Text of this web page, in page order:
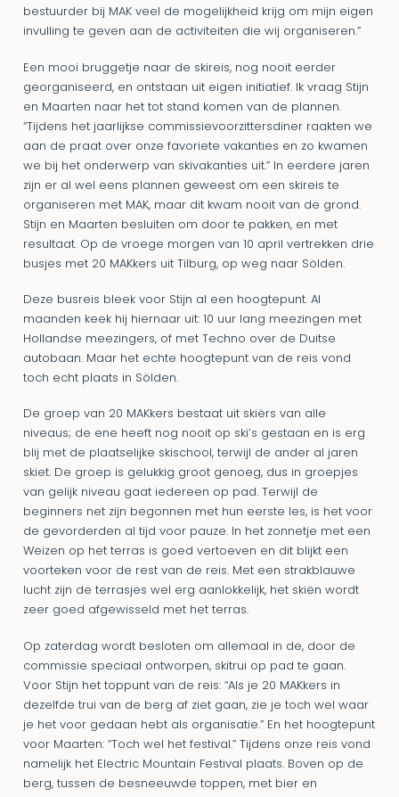
bestuurder bij MAK veel de mogelijkheid krijg om mijn eigen
invulling te geven aan de activiteiten die wij organiseren.”
Een mooi bruggetje naar de skireis, nog nooit eerder
georganiseerd, en ontstaan uit eigen initiatief. Ik vraag Stijn
en Maarten naar het tot stand komen van de plannen.
“Tijdens het jaarlijkse commissievoorzittersdiner raakten we
aan de praat over onze favoriete vakanties en zo kwamen
we bij het onderwerp van skivakanties uit.” In eerdere jaren
zijn er al wel eens plannen geweest om een skireis te
organiseren met MAK, maar dit kwam nooit van de grond.
Stijn en Maarten besluiten om door te pakken, en met
resultaat. Op de vroege morgen van 10 april vertrekken drie
busjes met 20 MAKkers uit Tilburg, op weg naar Sölden.
Deze busreis bleek voor Stijn al een hoogtepunt. Al
maanden keek hij hiernaar uit: 10 uur lang meezingen met
Hollandse meezingers, of met Techno over de Duitse
autobaan. Maar het echte hoogtepunt van de reis vond
toch echt plaats in Sölden.
De groep van 20 MAKkers bestaat uit skiërs van alle
niveaus; de ene heeft nog nooit op ski’s gestaan en is erg
blij met de plaatselijke skischool, terwijl de ander al jaren
skiet. De groep is gelukkig groot genoeg, dus in groepjes
van gelijk niveau gaat iedereen op pad. Terwijl de
beginners net zijn begonnen met hun eerste les, is het voor
de gevorderden al tijd voor pauze. In het zonnetje met een
Weizen op het terras is goed vertoeven en dit blijkt een
voorteken voor de rest van de reis. Met een strakblauwe
lucht zijn de terrasjes wel erg aanlokkelijk, het skiën wordt
zeer goed afgewisseld met het terras.
Op zaterdag wordt besloten om allemaal in de, door de
commissie speciaal ontworpen, skitrui op pad te gaan.
Voor Stijn het toppunt van de reis: “Als je 20 MAKkers in
dezelfde trui van de berg af ziet gaan, zie je toch wel waar
je het voor gedaan hebt als organisatie.” En het hoogtepunt
voor Maarten: “Toch wel het festival.” Tijdens onze reis vond
namelijk het Electric Mountain Festival plaats. Boven op de
berg, tussen de besneeuwde toppen, met bier en